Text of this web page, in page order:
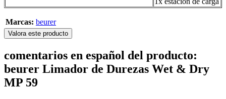
Marcas: beurer
Valora este producto
comentarios en español del producto:
beurer Limador de Durezas Wet & Dry
MP 59